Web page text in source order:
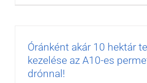
Óránként akár 10 hektár
kezelése az A10-es
drónnal!